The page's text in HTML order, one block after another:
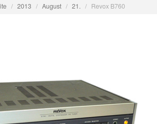
/ 2013 / August / 21. / Revox B760